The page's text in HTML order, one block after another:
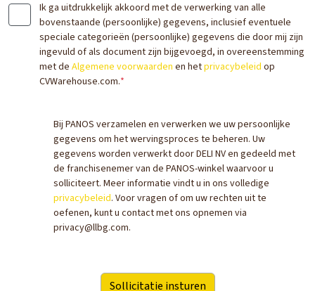
Ik ga uitdrukkelijk akkoord met de verwerking van alle
bovenstaande (persoonlijke) gegevens, inclusief eventuele
speciale categorieën (persoonlijke) gegevens die door mij zijn
ingevuld of als document zijn bijgevoegd, in overeenstemming
met de Algemene voorwaarden en hetprivacybeleid op
CVWarehouse.com.*
Bij PANOS verzamelen en verwerken we uw persoonlijke
gegevens om het wervingsproces te beheren. Uw
gegevens worden verwerkt door DELI NV en gedeeld met
de franchisenemer van de PANOS-winkel waarvoor u
solliciteert. Meer informatie vindt u in ons volledige
privacybeleid. Voor vragen of om uw rechten uit te
oefenen, kunt u contact met ons opnemen via
privacy@llbg.com.